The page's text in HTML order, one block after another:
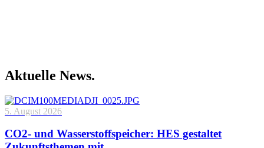
Aktuelle News.
5. August 2026
CO2- und Wasserstoffspeicher: HES gestaltet